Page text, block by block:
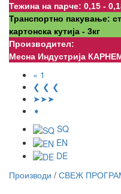
Тежина на парче: 0,15 -
Транспортно пакување:
картонска кутија - 3кг
Производител:
Месна Индустрија
« 1
❮ ❮ ❮
➤➤➤
➧
SQ
EN
DE
Производи / СВЕЖ